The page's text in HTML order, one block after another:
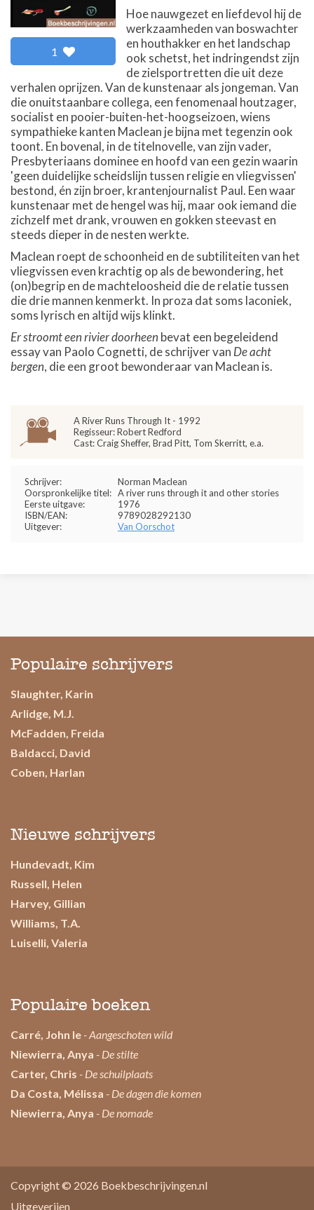
1
Hoe nauwgezet en liefdevol hij de
werkzaamheden van boswachter
en houthakker en het landschap
ook schetst, het indringendst zijn
de zielsportretten die uit deze
verhalen oprijzen. Van de kunstenaar als jongeman. Van
die onuitstaanbare collega, een fenomenaal houtzager,
socialist en pooier-buiten-het-hoogseizoen, wiens
sympathieke kanten Maclean je bijna met tegenzin ook
toont. En bovenal, in de titelnovelle, van zijn vader,
Presbyteriaans dominee en hoofd van een gezin waarin
'geen duidelijke scheidslijn tussen religie en vliegvissen'
bestond, én zijn broer, krantenjournalist Paul. Een waar
kunstenaar met de hengel was hij, maar ook iemand die
zichzelf met drank, vrouwen en gokken steevast en
steeds dieper in de nesten werkte.
Maclean roept de schoonheid en de subtiliteiten van het
vliegvissen even krachtig op als de bewondering, het
(on)begrip en de machteloosheid die de relatie tussen
die drie mannen kenmerkt. In proza dat soms laconiek,
soms lyrisch en altijd wijs klinkt.
Er stroomt een rivier doorheen bevat een begeleidend
essay van Paolo Cognetti, de schrijver van De acht
bergen, die een groot bewonderaar van Maclean is.
A River Runs Through It - 1992
Regisseur: Robert Redford
Cast: Craig Sheffer, Brad Pitt, Tom Skerritt, e.a.
Schrijver:
Norman Maclean
Oorspronkelijke titel: A river runs through it and other stories
Eerste uitgave:
1976
ISBN/EAN:
9789028292130
Uitgever:
Van Oorschot
Populaire schrijvers
Slaughter, Karin
Arlidge, M.J.
McFadden, Freida
Baldacci, David
Coben, Harlan
Nieuwe schrijvers
Hundevadt, Kim
Russell, Helen
Harvey, Gillian
Williams, T.A.
Luiselli, Valeria
Populaire boeken
Carré, John le - Aangeschoten wild
Niewierra, Anya - De stilte
Carter, Chris - De schuilplaats
Da Costa, Mélissa - De dagen die komen
Niewierra, Anya - De nomade
Copyright © 2026 Boekbeschrijvingen.nl
Uitgeverijen